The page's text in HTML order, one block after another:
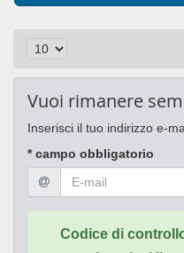
Vuoi rimanere
Inserisci il tuo indirizzo e-
* campo obbligatorio
Codice di